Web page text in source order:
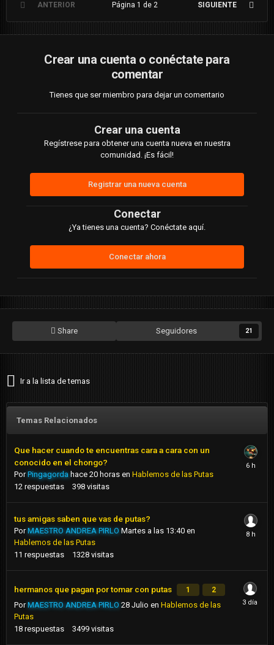
ANTERIOR SIGUIENTE
Página 1 de 2
Crear una cuenta o conéctate para
comentar
Tienes que ser miembro para dejar un comentario
Crear una cuenta
Regístrese para obtener una cuenta nueva en nuestra
comunidad. ¡Es fácil!
Registrar una nueva cuenta
Conectar
¿Ya tienes una cuenta? Conéctate aquí.
Conectar ahora
Share Seguidores 21
Ir a la lista de temas
Temas Relacionados
Que hacer cuando te encuentras cara a cara con un
conocido en el chongo?
PorPingagorda hace 20 horas en Hablemos de las Putas
12 respuestas 398 visitas
tus amigas saben que vas de putas?
PorMAESTRO ANDREA PIRLO Martes a las 13:40 en
Hablemos de las Putas
11 respuestas 1328 visitas
hermanos que pagan por tomar con putas 1 2
PorMAESTRO ANDREA PIRLO 28 Julio en Hablemos de las
Putas
18 respuestas 3499 visitas